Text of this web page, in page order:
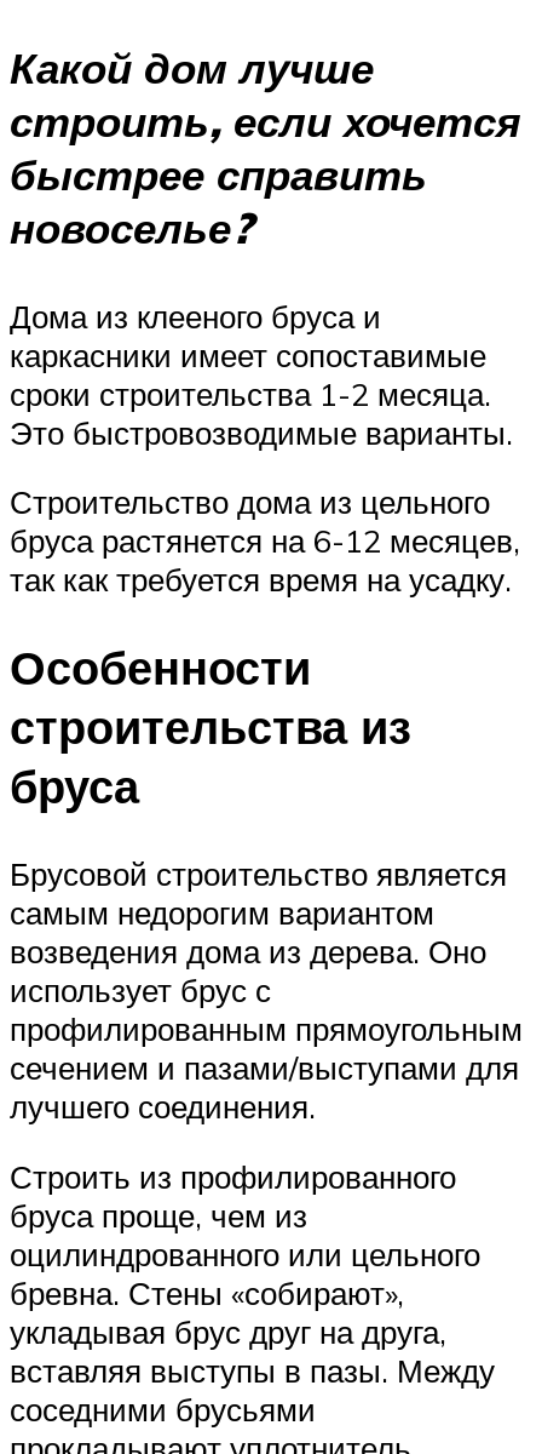
Какой дом лучше
строить, если хочется
быстрее справить
новоселье?
Дома из клееного бруса и
каркасники имеет сопоставимые
сроки строительства 1-2 месяца.
Это быстровозводимые варианты.
Строительство дома из цельного
бруса растянется на 6-12 месяцев,
так как требуется время на усадку.
Особенности
строительства из
бруса
Брусовой строительство является
самым недорогим вариантом
возведения дома из дерева. Оно
использует брус с
профилированным прямоугольным
сечением и пазами/выступами для
лучшего соединения.
Строить из профилированного
бруса проще, чем из
оцилиндрованного или цельного
бревна. Стены «собирают»,
укладывая брус друг на друга,
вставляя выступы в пазы. Между
соседними брусьями